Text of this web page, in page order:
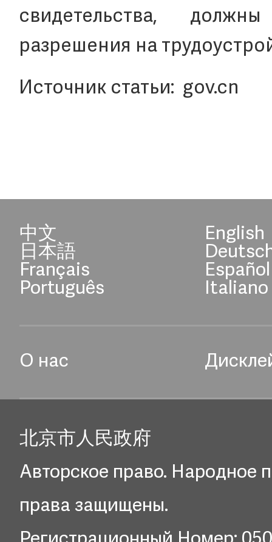
свидетельства,
разрешения на
Источник статьи: gov.cn
中文 English
日本語
Français Español
Português Italiano
О нас
北京市人民政府
Авторское право. Народное
права защищены.